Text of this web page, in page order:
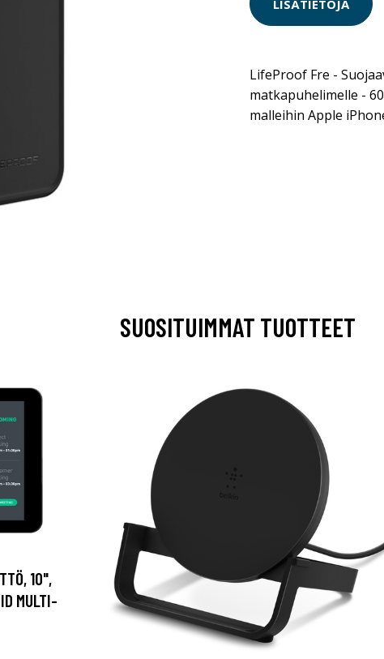
LISÄTIETOJA
LifeProof Fre -
matkapuhelimelle -
malleihin Apple
SUOSITUIMMAT TUOTTEET
10",
MULTI-